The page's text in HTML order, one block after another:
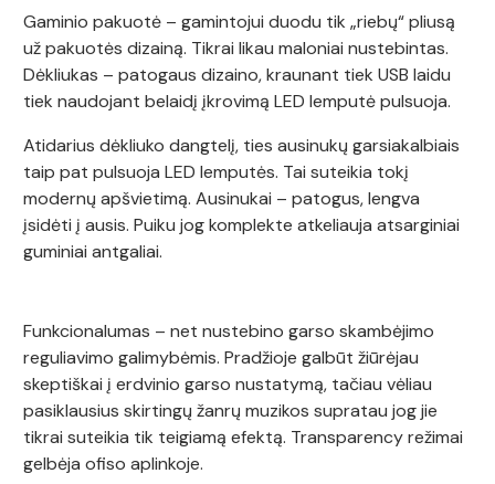
Gaminio pakuotė – gamintojui duodu tik „riebų“ pliusą
už pakuotės dizainą. Tikrai likau maloniai nustebintas.
Dėkliukas – patogaus dizaino, kraunant tiek USB laidu
tiek naudojant belaidį įkrovimą LED lemputė pulsuoja.
Atidarius dėkliuko dangtelį, ties ausinukų garsiakalbiais
taip pat pulsuoja LED lemputės. Tai suteikia tokį
modernų apšvietimą. Ausinukai – patogus, lengva
įsidėti į ausis. Puiku jog komplekte atkeliauja atsarginiai
guminiai antgaliai.
Funkcionalumas – net nustebino garso skambėjimo
reguliavimo galimybėmis. Pradžioje galbūt žiūrėjau
skeptiškai į erdvinio garso nustatymą, tačiau vėliau
pasiklausius skirtingų žanrų muzikos supratau jog jie
tikrai suteikia tik teigiamą efektą. Transparency režimai
gelbėja ofiso aplinkoje.